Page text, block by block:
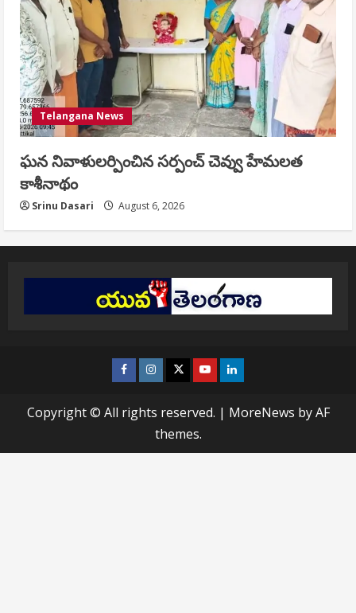
Telangana News
ఘన నివాళులర్పించిన సర్పంచ్ చెవ్వు హేమలత
కాశీనాథం
Srinu Dasari August 6, 2026
Facebook
Instagram
TwitterYoutubeLinkedin
Copyright © All rights reserved. | MoreNews by AF
themes.